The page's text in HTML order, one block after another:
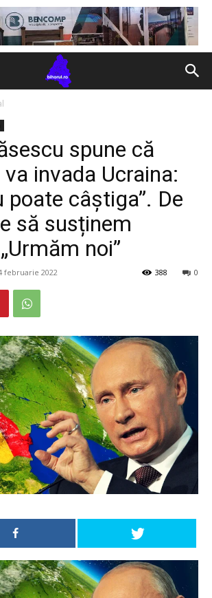
spune că
va invada Ucraina:
poate câștiga”. De
să susținem
noi”
februarie 2022 0
388